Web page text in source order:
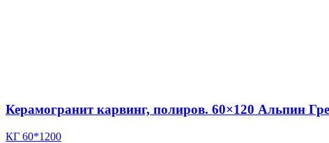
Керамогранит карвинг, полиров. 60×120 Альпин
КГ 60*1200